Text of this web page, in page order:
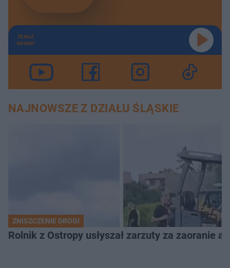
TERAZ
GRAMY
NAJNOWSZE Z DZIAŁU ŚLĄSKIE
ZNISZCZENIE DROGI
Rolnik z Ostropy usłyszał zarzuty za zaoranie